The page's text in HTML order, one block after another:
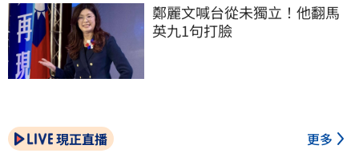
鄭麗文喊台從未獨立！他翻馬
英九1句打臉
現正直播 更多